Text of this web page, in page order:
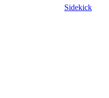
Sidekick